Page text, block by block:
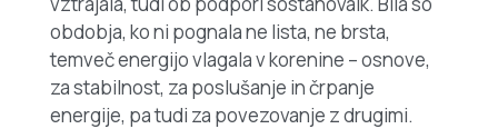
obdobja, ko ni pognala ne lista, ne brsta,
temveč energijo vlagala v korenine – osnove,
za stabilnost, za poslušanje in črpanje
energije, pa tudi za povezovanje z drugimi.